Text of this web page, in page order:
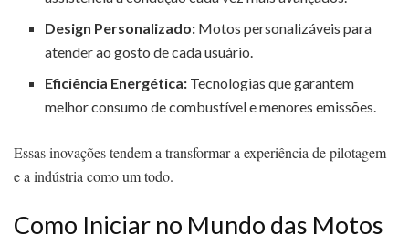
Design Personalizado: Motos personalizáveis para
atender ao gosto de cada usuário.
Eficiência Energética: Tecnologias que garantem
melhor consumo de combustível e menores emissões.
Essas inovações tendem a transformar a experiência de pilotagem
e a indústria como um todo.
Como Iniciar no Mundo das Motos